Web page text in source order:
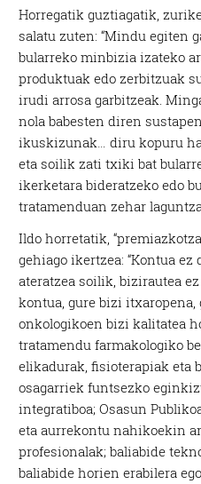
Horregatik guztiagatik,
salatu zuten: “Mindu egiten
bularreko minbizia izateko
produktuak edo zerbitzuak
irudi arrosa garbitzeak.
nola babesten diren
ikuskizunak… diru kopuru
eta soilik zati txiki bat
ikerketara bideratzeko edo
tratamenduan zehar
Ildo horretatik,
gehiago ikertzea: “Kontua
ateratzea soilik, bizirautea
kontua, gure bizi itxaropena,
onkologikoen bizi kalitatea
tratamendu farmakologiko
elikadurak, fisioterapiak eta
osagarriek funtsezko
integratiboa; Osasun
eta aurrekontu nahikoekin
profesionalak; baliabide
baliabide horien erabilera